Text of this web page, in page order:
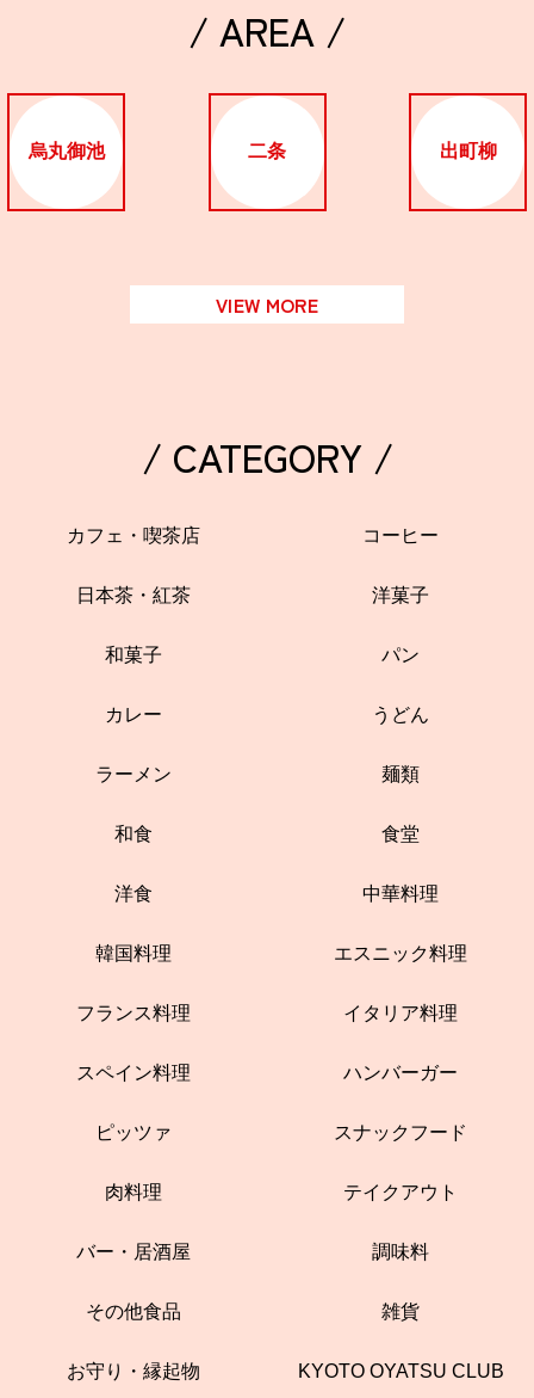
/ AREA /
烏丸御池 二条 出町柳
VIEW MORE
/ CATEGORY /
カフェ・喫茶店 コーヒー
日本茶・紅茶 洋菓子
和菓子 パン
カレー うどん
ラーメン 麺類
和食 食堂
洋食 中華料理
韓国料理 エスニック料理
フランス料理 イタリア料理
スペイン料理 ハンバーガー
ピッツァ スナックフード
肉料理 テイクアウト
バー・居酒屋 調味料
その他食品 雑貨
お守り・縁起物 KYOTO OYATSU CLUB